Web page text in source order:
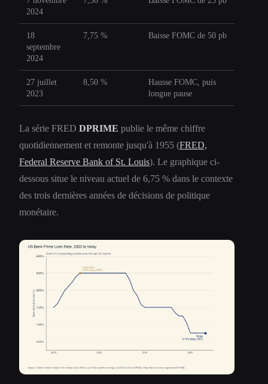
2024
18
septembre
2024
7,75 % Baisse FOMC de 50 pb
27 juillet
2023
8,50 %
Hausse FOMC, puis
longue pause
La série FRED DPRIME publie le même chiffre
quotidiennement et remonte jusqu'à 1955 (FRED,
Federal Reserve Bank of St. Louis). Le graphique ci-
dessous situe le niveau actuel de 6,75 % dans le contexte
des trois dernières années de décisions de politique
monétaire.